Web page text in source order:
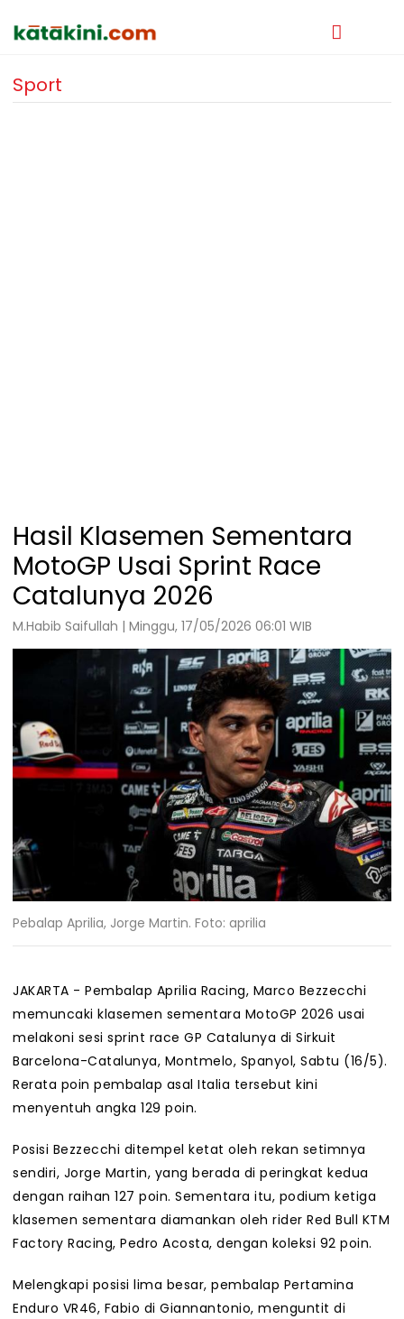
Sport
Hasil Klasemen Sementara
MotoGP Usai Sprint Race
Catalunya 2026
M.Habib Saifullah | Minggu, 17/05/2026 06:01 WIB
Pebalap Aprilia, Jorge Martin. Foto: aprilia
JAKARTA - Pembalap Aprilia Racing, Marco Bezzecchi
memuncaki klasemen sementara MotoGP 2026 usai
melakoni sesi sprint race GP Catalunya di Sirkuit
Barcelona-Catalunya, Montmelo, Spanyol, Sabtu (16/5).
Rerata poin pembalap asal Italia tersebut kini
menyentuh angka 129 poin.
Posisi Bezzecchi ditempel ketat oleh rekan setimnya
sendiri, Jorge Martin, yang berada di peringkat kedua
dengan raihan 127 poin. Sementara itu, podium ketiga
klasemen sementara diamankan oleh rider Red Bull KTM
Factory Racing, Pedro Acosta, dengan koleksi 92 poin.
Melengkapi posisi lima besar, pembalap Pertamina
Enduro VR46, Fabio di Giannantonio, menguntit di